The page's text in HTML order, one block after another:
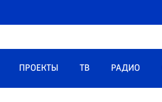
ПРОЕКТЫ ТВ РАДИО